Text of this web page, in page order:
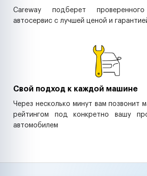
Careway подберет
автосервис с лучшей ценой и
Свой подход к каждой машине
Через несколько минут вам позвонит
рейтингом под конкретно вашу
автомобилем